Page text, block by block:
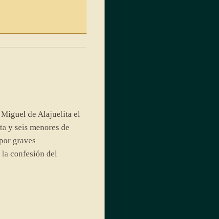
de Alajuelita el
y seis menores de
graves
confesión del